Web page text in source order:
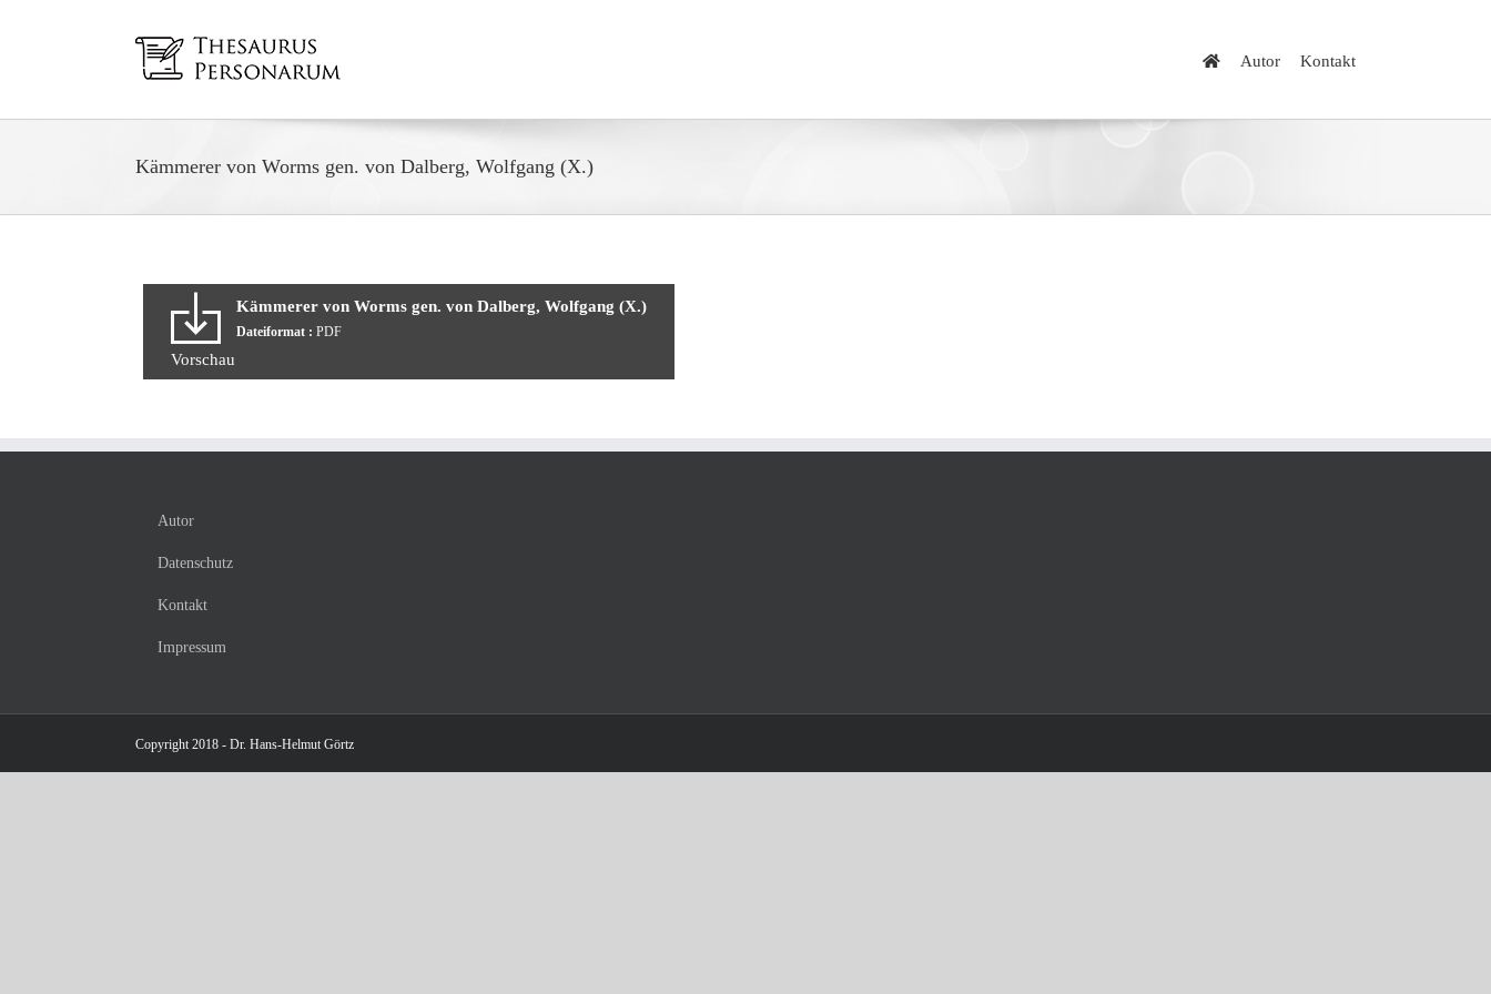
Autor Kontakt
Kämmerer von Worms gen. von Dalberg, Wolfgang (X.)
Kämmerer von Worms gen. von Dalberg, Wolfgang (X.)
Dateiformat : PDF
Vorschau
Autor
Datenschutz
Kontakt
Impressum
Copyright 2018 - Dr. Hans-Helmut Görtz